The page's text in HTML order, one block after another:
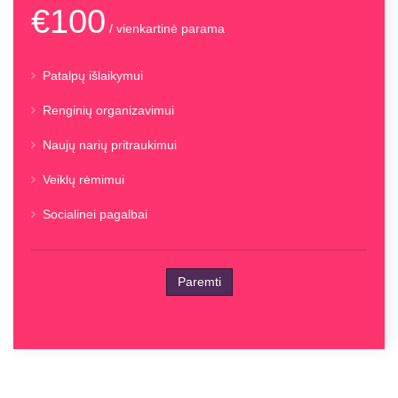
€100 / vienkartinė parama
Patalpų išlaikymui
Renginių organizavimui
Naujų narių pritraukimui
Veiklų rėmimui
Socialinei pagalbai
Paremti